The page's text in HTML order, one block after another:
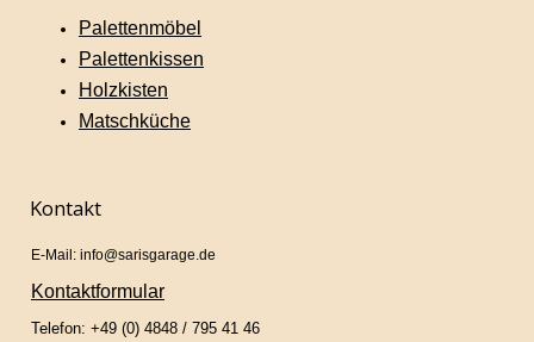
Palettenmöbel
Palettenkissen
Holzkisten
Matschküche
Kontakt
E-Mail: info@sarisgarage.de
Kontaktformular
Telefon: +49 (0) 4848 / 795 41 46